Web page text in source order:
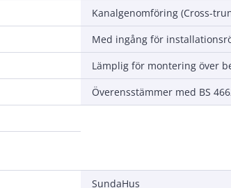
Kanalgenomföring (Cross-
Med ingång för
Överensstämmer med BS
SundaHus